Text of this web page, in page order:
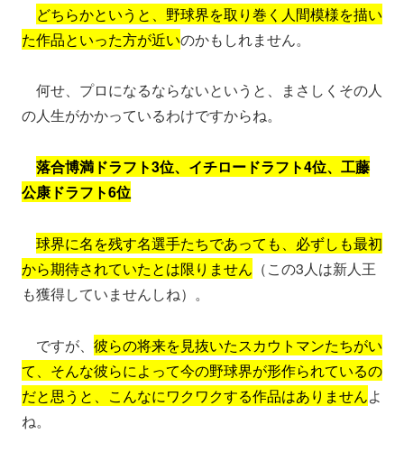
どちらかというと、野球界を取り巻く人間模様を描い
た作品といった方が近いのかもしれません。
何せ、プロになるならないというと、まさしくその人
の人生がかかっているわけですからね。
落合博満ドラフト3位、イチロードラフト4位、工藤
公康ドラフト6位
球界に名を残す名選手たちであっても、必ずしも最初
から期待されていたとは限りません （この3人は新人王
も獲得していませんしね）。
ですが、 彼らの将来を見抜いたスカウトマンたちがい
て、そんな彼らによって今の野球界が形作られているの
だと思うと、こんなにワクワクする作品はありませんよ
ね。